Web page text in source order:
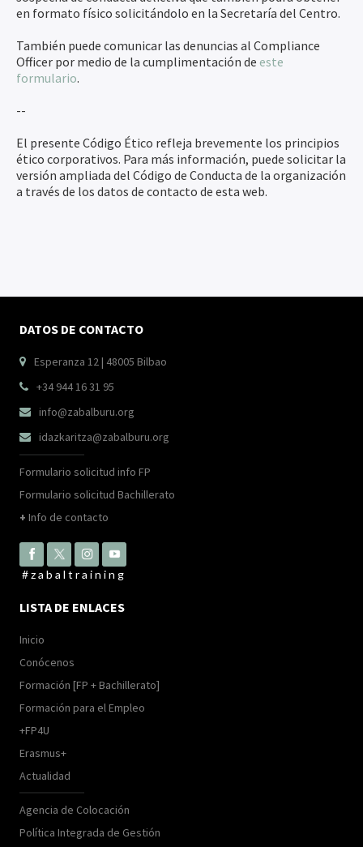
en formato físico solicitándolo en la Secretaría del Centro.
También puede comunicar las denuncias al Compliance
Officer por medio de la cumplimentación de este
formulario.
--
El presente Código Ético refleja brevemente los principios
ético corporativos. Para más información, puede solicitar la
versión ampliada del Código de Conducta de la organización
a través de los datos de contacto de esta web.
DATOS DE CONTACTO
 Esperanza 12 | 48005 Bilbao
 +34 944 16 31 95
 info@zabalburu.org
 idazkaritza@zabalburu.org
Formulario solicitud info FP
Formulario solicitud Bachillerato
+ Info de contacto
#zabaltraining
LISTA DE ENLACES
Inicio
Conócenos
Formación [FP + Bachillerato]
Formación para el Empleo
+FP4U
Erasmus+
Actualidad
Agencia de Colocación
Política Integrada de Gestión